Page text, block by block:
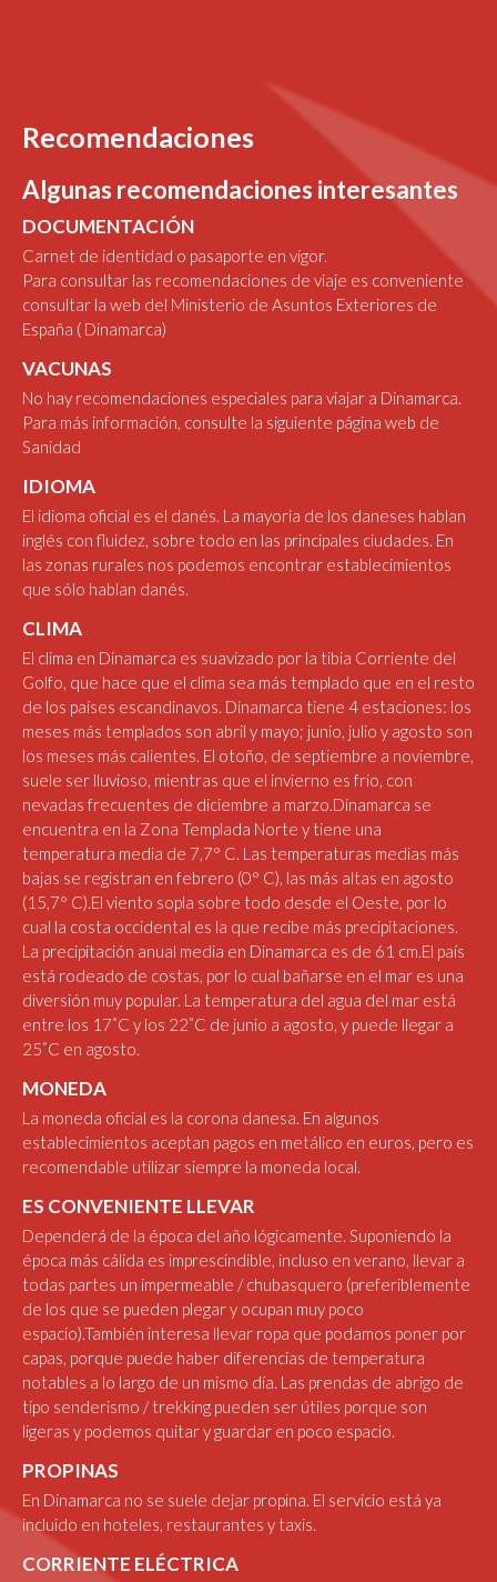
Recomendaciones
Algunas recomendaciones interesantes
DOCUMENTACIÓN
Carnet de identidad o pasaporte en vigor.
Para consultar las recomendaciones de viaje es conveniente
consultar la web del Ministerio de Asuntos Exteriores de
España ( Dinamarca)
VACUNAS
No hay recomendaciones especiales para viajar a Dinamarca.
Para más información, consulte la siguiente página web de
Sanidad
IDIOMA
El idioma oficial es el danés. La mayoría de los daneses hablan
inglés con fluidez, sobre todo en las principales ciudades. En
las zonas rurales nos podemos encontrar establecimientos
que sólo hablan danés.
CLIMA
El clima en Dinamarca es suavizado por la tibia Corriente del
Golfo, que hace que el clima sea más templado que en el resto
de los países escandinavos. Dinamarca tiene 4 estaciones: los
meses más templados son abril y mayo; junio, julio y agosto son
los meses más calientes. El otoño, de septiembre a noviembre,
suele ser lluvioso, mientras que el invierno es frío, con
nevadas frecuentes de diciembre a marzo.Dinamarca se
encuentra en la Zona Templada Norte y tiene una
temperatura media de 7,7° C. Las temperaturas medias más
bajas se registran en febrero (0° C), las más altas en agosto
(15,7° C).El viento sopla sobre todo desde el Oeste, por lo
cual la costa occidental es la que recibe más precipitaciones.
La precipitación anual media en Dinamarca es de 61 cm.El país
está rodeado de costas, por lo cual bañarse en el mar es una
diversión muy popular. La temperatura del agua del mar está
entre los 17˚C y los 22˚C de junio a agosto, y puede llegar a
25˚C en agosto.
MONEDA
La moneda oficial es la corona danesa. En algunos
establecimientos aceptan pagos en metálico en euros, pero es
recomendable utilizar siempre la moneda local.
ES CONVENIENTE LLEVAR
Dependerá de la época del año lógicamente. Suponiendo la
época más cálida es imprescindible, incluso en verano, llevar a
todas partes un impermeable / chubasquero (preferiblemente
de los que se pueden plegar y ocupan muy poco
espacio).También interesa llevar ropa que podamos poner por
capas, porque puede haber diferencias de temperatura
notables a lo largo de un mismo día. Las prendas de abrigo de
tipo senderismo / trekking pueden ser útiles porque son
ligeras y podemos quitar y guardar en poco espacio.
PROPINAS
En Dinamarca no se suele dejar propina. El servicio está ya
incluido en hoteles, restaurantes y taxis.
CORRIENTE ELÉCTRICA